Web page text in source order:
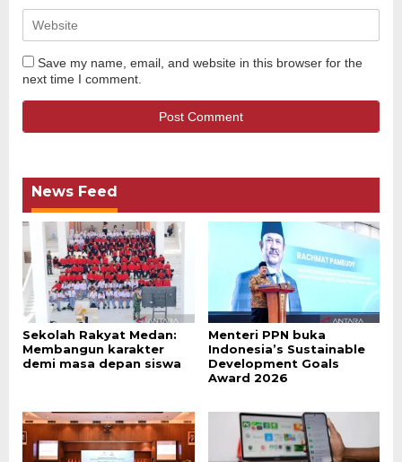
Save my name, email, and website in this browser for the
next time I comment.
News Feed
Sekolah Rakyat Medan:
Membangun karakter
demi masa depan siswa
Menteri PPN buka
Indonesia’s Sustainable
Development Goals
Award 2026